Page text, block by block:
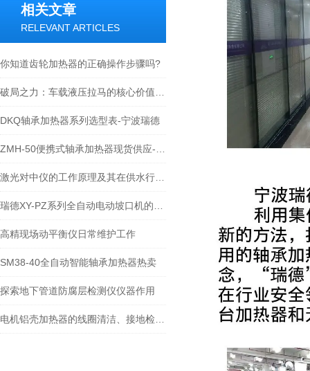
相关文章
RELEVANT ARTICLES
你知道齿轮加热器的正确操作步骤吗?
DKQ轴承加热器系列选型表-宁波瑞德
高精现场动平衡仪日常维护工作
SM38-40全自动智能轴承加热器热卖
探索地下管道防腐层检测仪仪器作用